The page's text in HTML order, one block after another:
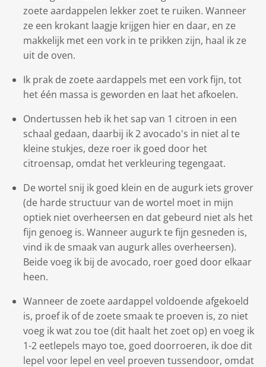
zoete aardappelen lekker zoet te ruiken. Wanneer
ze een krokant laagje krijgen hier en daar, en ze
makkelijk met een vork in te prikken zijn, haal ik ze
uit de oven.
Ik prak de zoete aardappels met een vork fijn, tot
het één massa is geworden en laat het afkoelen.
Ondertussen heb ik het sap van 1 citroen in een
schaal gedaan, daarbij ik 2 avocado's in niet al te
kleine stukjes, deze roer ik goed door het
citroensap, omdat het verkleuring tegengaat.
De wortel snij ik goed klein en de augurk iets grover
(de harde structuur van de wortel moet in mijn
optiek niet overheersen en dat gebeurd niet als het
fijn genoeg is. Wanneer augurk te fijn gesneden is,
vind ik de smaak van augurk alles overheersen).
Beide voeg ik bij de avocado, roer goed door elkaar
heen.
Wanneer de zoete aardappel voldoende afgekoeld
is, proef ik of de zoete smaak te proeven is, zo niet
voeg ik wat zou toe (dit haalt het zoet op) en voeg ik
1-2 eetlepels mayo toe, goed doorroeren, ik doe dit
lepel voor lepel en veel proeven tussendoor, omdat